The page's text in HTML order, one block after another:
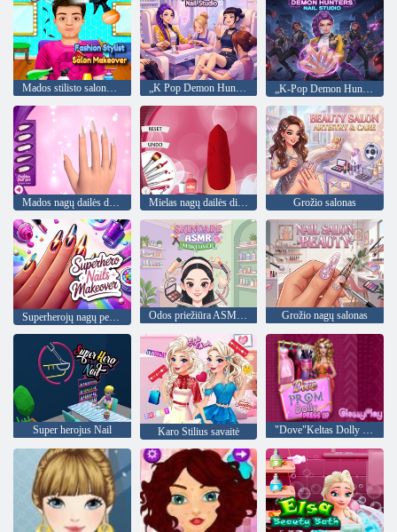
Mados stilisto salono pertvarkymas „K Pop Demon Hunters“ nagų studija „K-Pop Demon Hunters“ nagų studija
Mados nagų dailės dizaino žaidimas Mielas nagų dailės dizaino žaidimas 3D Grožio salonas
Odos priežiūra ASMR Makeover Grožio nagų salonas
Super herojus Nail Karo Stilius savaitė "Dove"Keltas Dolly Uzpost